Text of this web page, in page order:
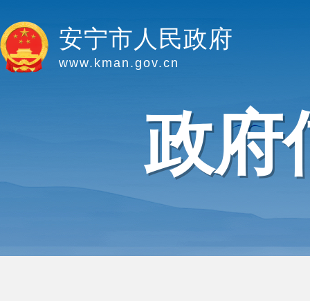
安宁市人民政府
www.kman.gov.cn
政府